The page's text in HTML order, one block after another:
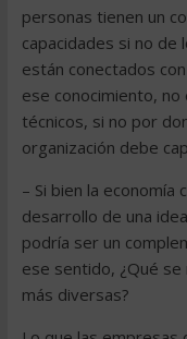
personas tienen un
capacidades si no
están conectados
ese conocimiento,
técnicos, si no por
organización debe
– Si bien la
desarrollo de una
podría ser un
ese sentido, ¿Qué
más diversas?